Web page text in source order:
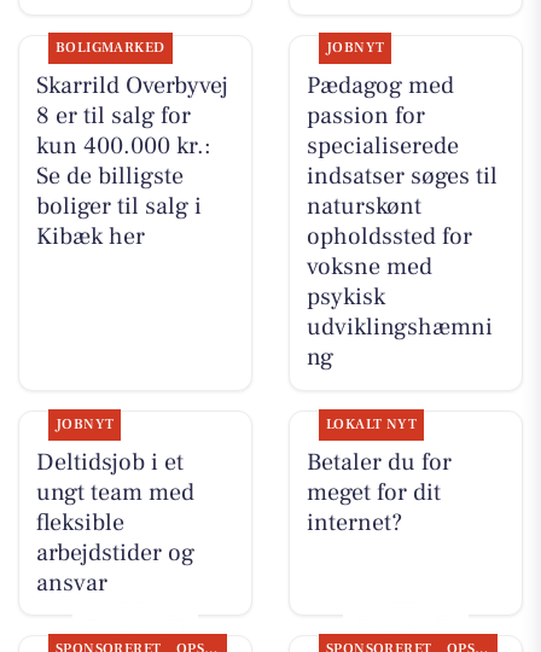
BOLIGMARKED
Skarrild Overbyvej
8 er til salg for
kun 400.000 kr.:
Se de billigste
boliger til salg i
Kibæk her
JOBNYT
Pædagog med
passion for
specialiserede
indsatser søges til
naturskønt
opholdssted for
voksne med
psykisk
udviklingshæmni
ng
JOBNYT
Deltidsjob i et
ungt team med
fleksible
arbejdstider og
ansvar
LOKALT NYT
Betaler du for
meget for dit
internet?